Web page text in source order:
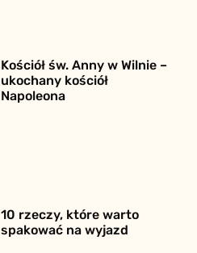
Kościół św. Anny w Wilnie –
ukochany kościół
Napoleona
10 rzeczy, które warto
spakować na wyjazd